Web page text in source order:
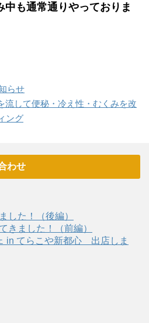
中も通常通りやっておりま
らせ
流して便秘・冷え性・むくみを改
ング
わせ
した！（後編）
きました！（前編）
in てらこや新都心 出店しま